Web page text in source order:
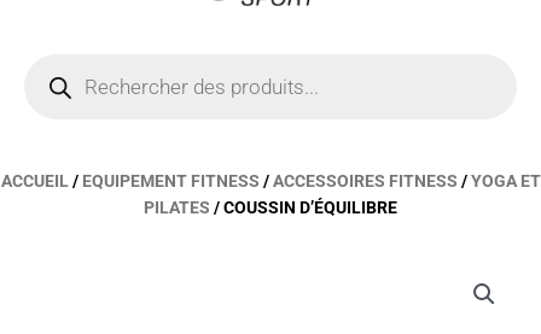
produits
ACCUEIL/ EQUIPEMENT FITNESS /ACCESSOIRES FITNESS /YOGA ET
PILATES / COUSSIN D’ÉQUILIBRE